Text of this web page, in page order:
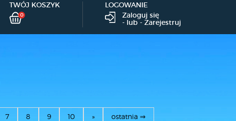
TWÓJ KOSZYK
0
LOGOWANIE
Zaloguj się
- lub - Zarejestruj
7 8 9 10 » ostatnia ⇒